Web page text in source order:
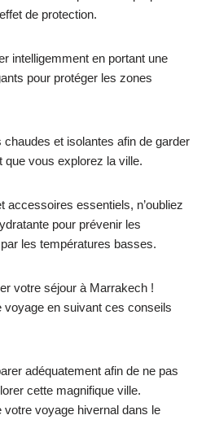
de protection.
intelligemment en portant une
pour protéger les zones
et isolantes afin de garder
que vous explorez la ville.
accessoires essentiels, n’oubliez
pour prévenir les
les températures basses.
votre séjour à Marrakech !
voyage en suivant ces conseils
adéquatement afin de ne pas
cette magnifique ville.
voyage hivernal dans le